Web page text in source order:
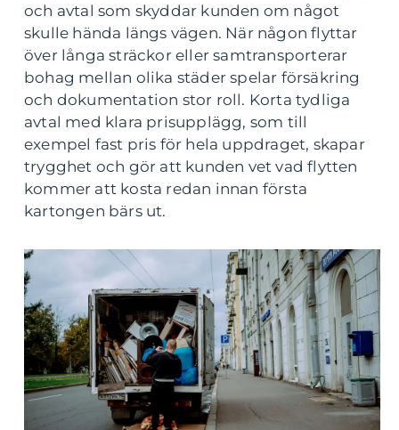
och avtal som skyddar kunden om något
skulle hända längs vägen. När någon flyttar
över långa sträckor eller samtransporterar
bohag mellan olika städer spelar försäkring
och dokumentation stor roll. Korta tydliga
avtal med klara prisupplägg, som till
exempel fast pris för hela uppdraget, skapar
trygghet och gör att kunden vet vad flytten
kommer att kosta redan innan första
kartongen bärs ut.